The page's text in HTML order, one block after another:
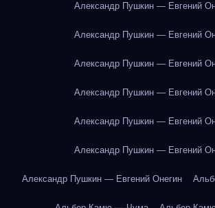
Александр Пушкин — Евгений
Александр Пушкин — Евгений
Александр Пушкин — Евгений
Александр Пушкин — Евгений
Александр Пушкин — Евгений
Александр Пушкин — Евгений
Александр Пушкин — Евгений Онегин